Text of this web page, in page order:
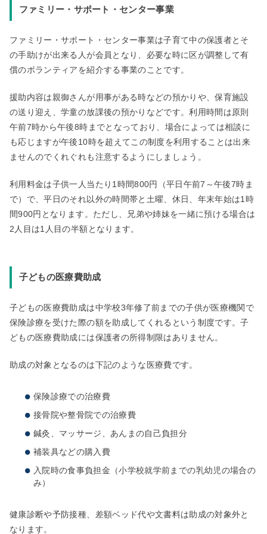
ファミリー・サポート・センター事業
ファミリー・サポート・センター事業は子育て中の保護者とそ
の手助けが出来る人が会員となり、必要な時に区が調整して有
償のボランティアを紹介する事業のことです。
援助内容は親御さんが用事がある時などの預かりや、保育施設
の送り迎え、学童の放課後の預かりなどです。利用時間は原則
午前7時から午後8時までとなっており、場合によっては相談に
も応じますが午後10時を超えてこの制度を利用することは出来
ませんのでくれぐれも注意するようにしましょう。
利用料金は子供一人当たり1時間800円（平日午前7～午後7時ま
で）で、平日のそれ以外の時間帯と土曜、休日、年末年始は1時
間900円となります。ただし、兄弟や姉妹を一緒に預ける場合は
2人目は1人目の半額となります。
子どもの医療費助成
子どもの医療費助成は中学校3年修了前までの子供が医療機関で
保険診療を受けた際の額を助成してくれるという制度です。子
どもの医療費助成には保護者の所得制限はありません。
助成の対象となるのは下記のような医療費です。
保険診療での治療費
接骨院や整骨院での治療費
鍼灸、マッサージ、あんまの自己負担分
補装具などの購入費
入院時の食事負担金（小学校就学前までの乳幼児の場合の
み）
健康診断や予防接種、差額ベッド代や文書料は助成の対象外と
なります。